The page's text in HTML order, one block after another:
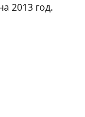
2013 год.